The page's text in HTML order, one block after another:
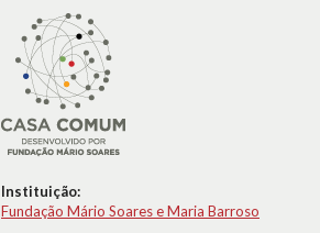
Instituição:
Fundação Mário Soares e Maria Barroso